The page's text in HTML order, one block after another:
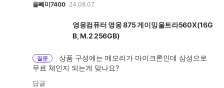
올빼미7400 24.08.07.
영웅컴퓨터 영웅 875 게이밍울트라560X(16G
B, M.2 256GB)
질문
상품 구성에는 메모리가 마이크론인데 삼성으로
무료 체인지 되는게 맞나요?
답글